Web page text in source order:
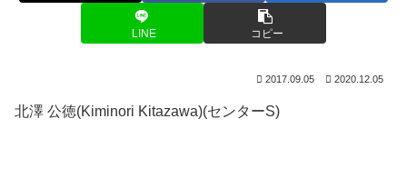
LINE コピー
2017.09.05 2020.12.05
北澤 公徳(Kiminori Kitazawa)(センターS)